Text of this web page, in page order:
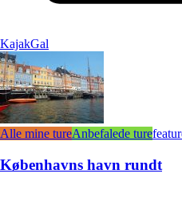
KajakGal
Alle mine tureAnbefalede ture
Københavns havn rundt